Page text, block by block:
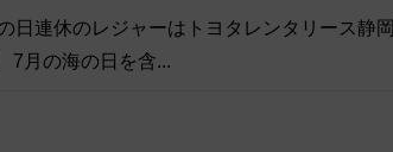
日連休のレジャーはトヨタレンタリース静岡
7月の海の日を含...